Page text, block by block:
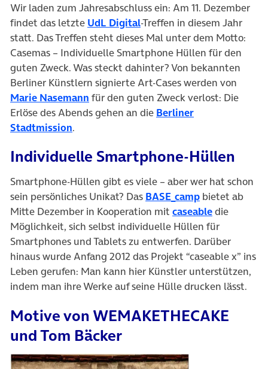
Wir laden zum Jahresabschluss ein: Am 11. Dezember
findet das letzte UdL Digital(öffnet in neuem Tab)
-Treffen in diesem Jahr
statt. Das Treffen steht dieses Mal unter dem Motto:
Casemas – Individuelle Smartphone Hüllen für den
guten Zweck. Was steckt dahinter? Von bekannten
Berliner Künstlern signierte Art-Cases werden von
Marie Nasemann für den guten Zweck verlost: Die
Erlöse des Abends gehen an die Berliner
Stadtmission.
Individuelle Smartphone-Hüllen
Smartphone-Hüllen gibt es viele – aber wer hat schon
sein persönliches Unikat? Das BASE_camp(öffnet in
bietet ab
Mitte Dezember in Kooperation mit caseable(öffnet in
die
Möglichkeit, sich selbst individuelle Hüllen für
Smartphones und Tablets zu entwerfen. Darüber
hinaus wurde Anfang 2012 das Projekt “caseable x” ins
Leben gerufen: Man kann hier Künstler unterstützen,
indem man ihre Werke auf seine Hülle drucken lässt.
Motive von WEMAKETHECAKE
und Tom Bäcker